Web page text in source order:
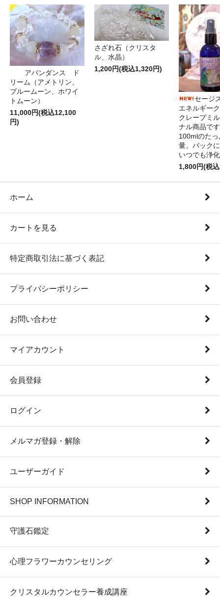
アバンダンス ド
リーム（アメトリン、
ブルームーン、ホワイ
トムーン）
11,000円(税込12,100
円)
さざれ石（クリスタ
ル、水晶）
1,200円(税込1,320円)
セージ
エネルギー
クレープミ
ナル商品で
100mlのた
量、バック
いつでも浄
1,800円(税
ホーム
カートを見る
特定商取引法に基づく表記
プライバシーポリシー
お問い合わせ
マイアカウント
会員登録
ログイン
メルマガ登録・解除
ユーザーガイド
SHOP INFORMATION
守護石鑑定
心理フラワーカウンセリング
クリスタルカウンセラー養成講座